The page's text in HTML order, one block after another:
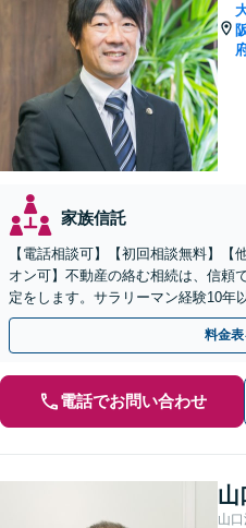
家族信託
【電話相談可】【初回相談無料】【
オン可】不動産の絡む相続は、信頼
定をします。サラリーマン経験10年
ちが分かります。遺産分割や相続放
料金
電話でお問い合わせ
山
山